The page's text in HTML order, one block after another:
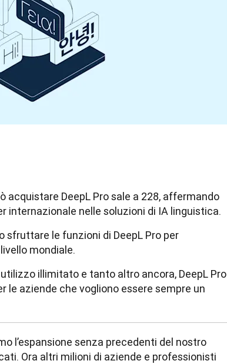
acquistare DeepL Pro sale a 228, affermando
internazionale nelle soluzioni di IA linguistica.
sfruttare le funzioni di DeepL Pro per
mondiale.
illimitato e tanto altro ancora, DeepL Pro
le aziende che vogliono essere sempre un
l’espansione senza precedenti del nostro
Ora altri milioni di aziende e professionisti